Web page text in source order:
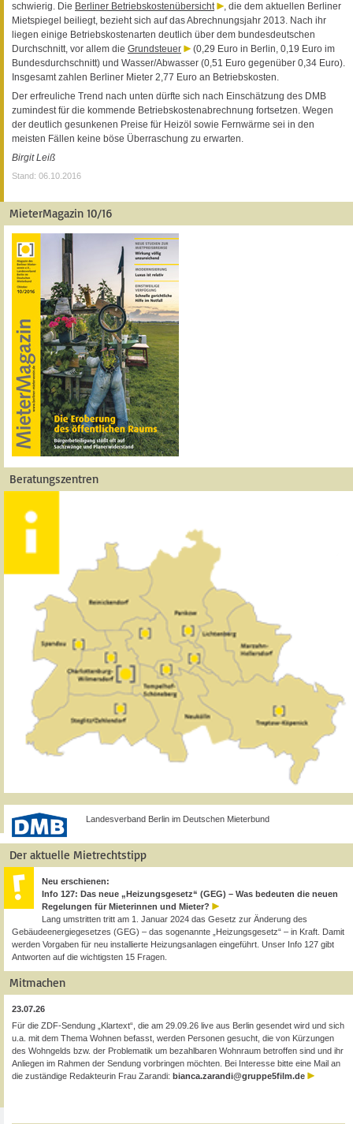
schwierig. Die Berliner Betriebskostenübersicht
, die dem aktuellen Berliner
Mietspiegel beiliegt, bezieht sich auf das Abrechnungsjahr 2013. Nach ihr
liegen einige Betriebskostenarten deutlich über dem bundesdeutschen
Durchschnitt, vor allem die Grundsteuer
(0,29 Euro in Berlin, 0,19 Euro im
Bundesdurchschnitt) und Wasser/Abwasser (0,51 Euro gegenüber 0,34 Euro).
Insgesamt zahlen Berliner Mieter 2,77 Euro an Betriebskosten.
Der erfreuliche Trend nach unten dürfte sich nach Einschätzung des DMB
zumindest für die kommende Betriebskostenabrechnung fortsetzen. Wegen
der deutlich gesunkenen Preise für Heizöl sowie Fernwärme sei in den
meisten Fällen keine böse Überraschung zu erwarten.
Birgit Leiß
Stand: 06.10.2016
MieterMagazin 10/16
Beratungszentren
Landesverband Berlin im Deutschen Mieterbund
Der aktuelle Mietrechtstipp
Neu erschienen:
Info 127: Das neue „Heizungsgesetz“ (GEG) – Was bedeuten die neuen
Regelungen für Mieterinnen und Mieter?
Lang umstritten tritt am 1. Januar 2024 das Gesetz zur Änderung des
Gebäudeenergiegesetzes (GEG) – das sogenannte „Heizungsgesetz“ – in Kraft. Damit
werden Vorgaben für neu installierte Heizungsanlagen eingeführt. Unser Info 127 gibt
Antworten auf die wichtigsten 15 Fragen.
Mitmachen
23.07.26
Für die ZDF-Sendung „Klartext“, die am 29.09.26 live aus Berlin gesendet wird und sich
u.a. mit dem Thema Wohnen befasst, werden Personen gesucht, die von Kürzungen
des Wohngelds bzw. der Problematik um bezahlbaren Wohnraum betroffen sind und ihr
Anliegen im Rahmen der Sendung vorbringen möchten. Bei Interesse bitte eine Mail an
die zuständige Redakteurin Frau Zarandi: bianca.zarandi@gruppe5film.de